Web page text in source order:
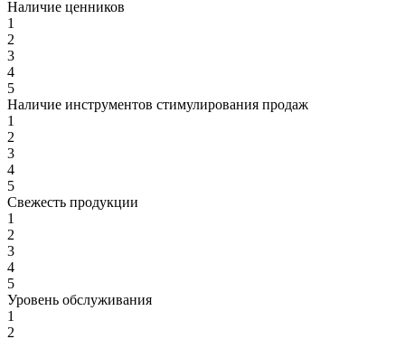
Наличие ценников
1
2
3
4
5
Наличие инструментов стимулирования продаж
1
2
3
4
5
Свежесть продукции
1
2
3
4
5
Уровень обслуживания
1
2